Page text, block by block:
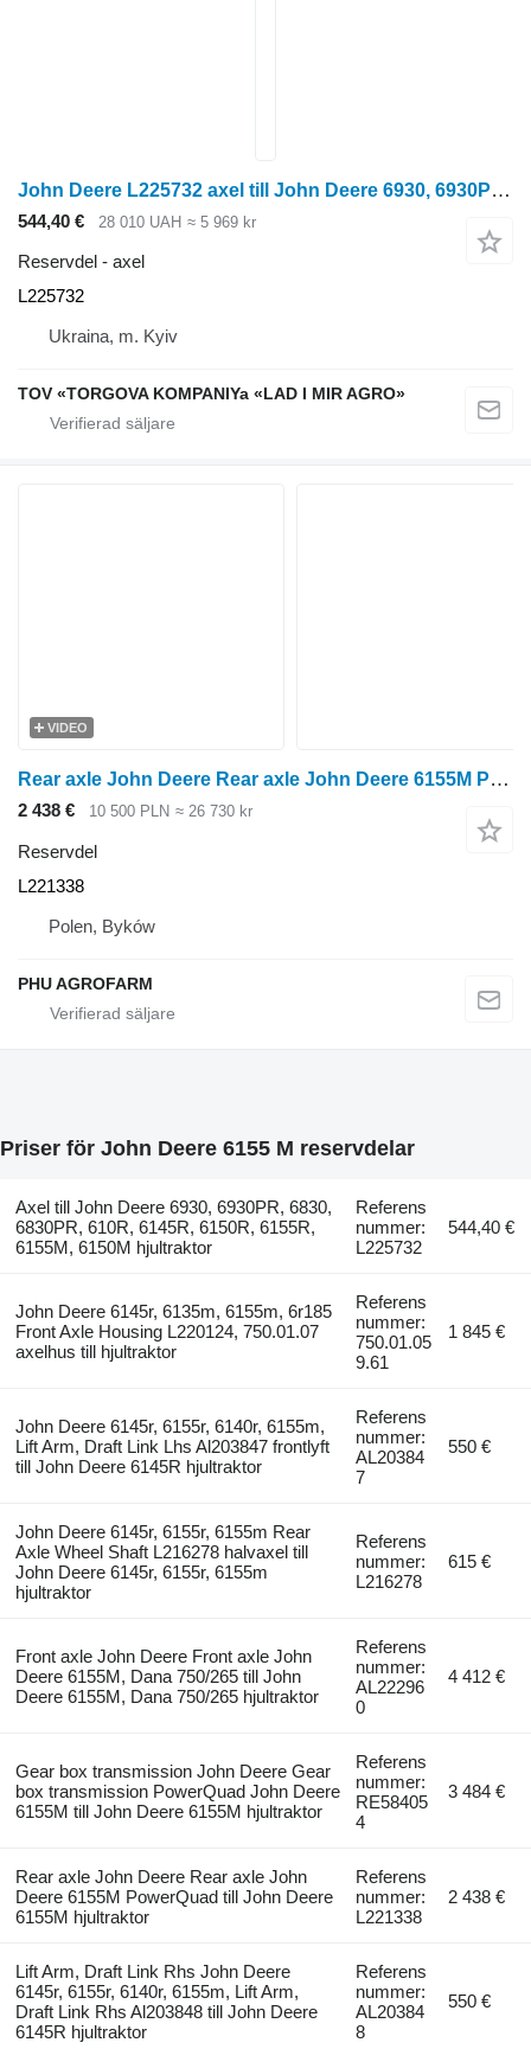
John Deere L225732 axel till John Deere 6930, 6930PR, 6830, 6830PR, 610R, 6145R, 6150R, 6155R, 6155M, 6150M hjultraktor
544,40 € 28 010 UAH ≈ 5 969 kr
Reservdel - axel
L225732
Ukraina, m. Kyiv
TOV «TORGOVA KOMPANIYa «LAD I MIR AGRO»
VIDEO
Rear axle John Deere Rear axle John Deere 6155M PowerQuad L221338 till John Deere 6155M hjultraktor
2 438 € 10 500 PLN ≈ 26 730 kr
Reservdel
L221338
Polen, Byków
PHU AGROFARM
Priser för John Deere 6155 M reservdelar
Axel till John Deere 6930, 6930PR, 6830,
6830PR, 610R, 6145R, 6150R, 6155R,
6155M, 6150M hjultraktor
Referens
nummer:
L225732
544,40 €
John Deere 6145r, 6135m, 6155m, 6r185
Front Axle Housing L220124, 750.01.07
axelhus till hjultraktor
Referens
nummer:
750.01.05
9.61
1 845 €
John Deere 6145r, 6155r, 6140r, 6155m,
Lift Arm, Draft Link Lhs Al203847 frontlyft
till John Deere 6145R hjultraktor
Referens
nummer:
AL20384
7
550 €
John Deere 6145r, 6155r, 6155m Rear
Axle Wheel Shaft L216278 halvaxel till
John Deere 6145r, 6155r, 6155m
hjultraktor
Referens
nummer:
L216278
615 €
Front axle John Deere Front axle John
Deere 6155M, Dana 750/265 till John
Deere 6155M, Dana 750/265 hjultraktor
Referens
nummer:
AL22296
0
4 412 €
Gear box transmission John Deere Gear
box transmission PowerQuad John Deere
6155M till John Deere 6155M hjultraktor
Referens
nummer:
RE58405
4
3 484 €
Rear axle John Deere Rear axle John
Deere 6155M PowerQuad till John Deere
6155M hjultraktor
Referens
nummer:
L221338
2 438 €
Lift Arm, Draft Link Rhs John Deere
6145r, 6155r, 6140r, 6155m, Lift Arm,
Draft Link Rhs Al203848 till John Deere
6145R hjultraktor
Referens
nummer:
AL20384
8
550 €